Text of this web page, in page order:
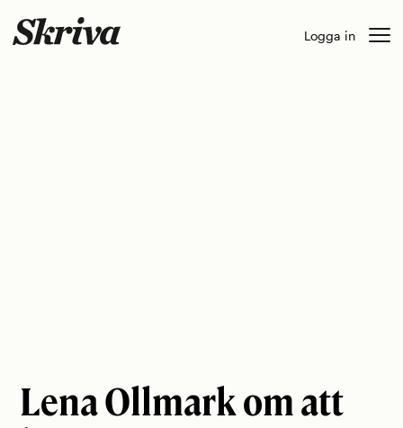
to
Logga in
Lena Ollmark om att